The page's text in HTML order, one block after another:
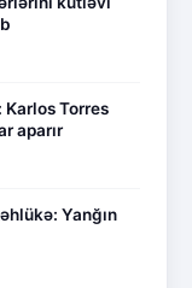
Torres
aparır
Yanğın